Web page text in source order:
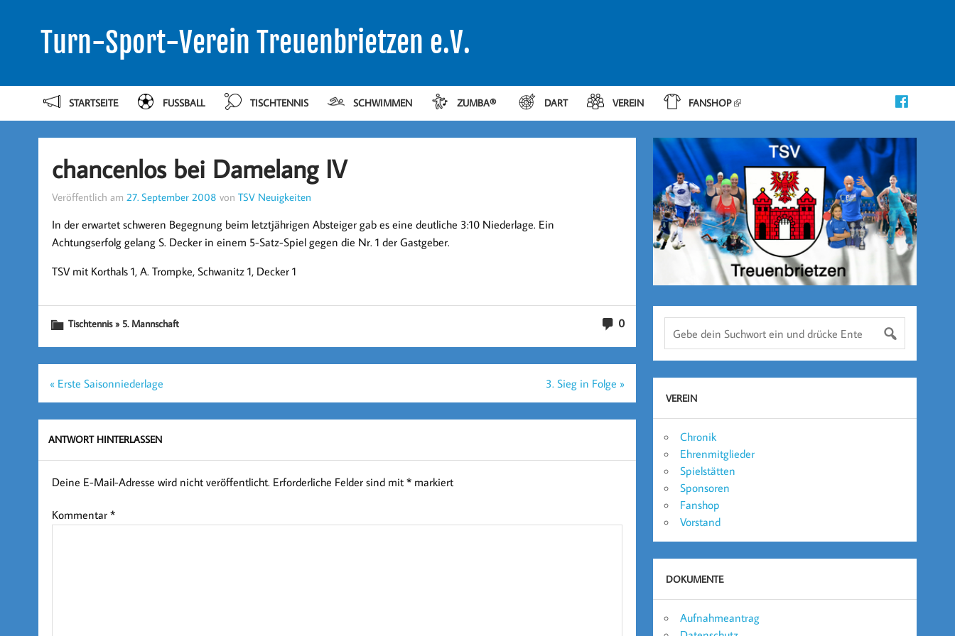
Turn-Sport-Verein Treuenbrietzen e.V.
STARTSEITE FUSSBALL TISCHTENNIS SCHWIMMEN ZUMBA® DART VEREIN FANSHOP
chancenlos bei Damelang IV
Veröffentlich am 27. September 2008 von TSV Neuigkeiten
In der erwartet schweren Begegnung beim letztjährigen Absteiger gab es eine deutliche 3:10 Niederlage. Ein
Achtungserfolg gelang S. Deckerin einem 5-Satz-Spiel gegen die Nr. 1 der Gastgeber.
TSV mit Korthals 1, A. Trompke, Schwanitz 1, Decker 1
0
Tischtennis » 5. Mannschaft
Beitragsnavigation
« Erste Saisonniederlage 3. Sieg in Folge »
ANTWORT HINTERLASSEN
Deine E-Mail-Adresse wird nicht veröffentlicht. Erforderliche Felder sind mit *markiert
Kommentar *
VEREIN
Chronik
Ehrenmitglieder
Spielstätten
Sponsoren
Fanshop
Vorstand
DOKUMENTE
Aufnahmeantrag